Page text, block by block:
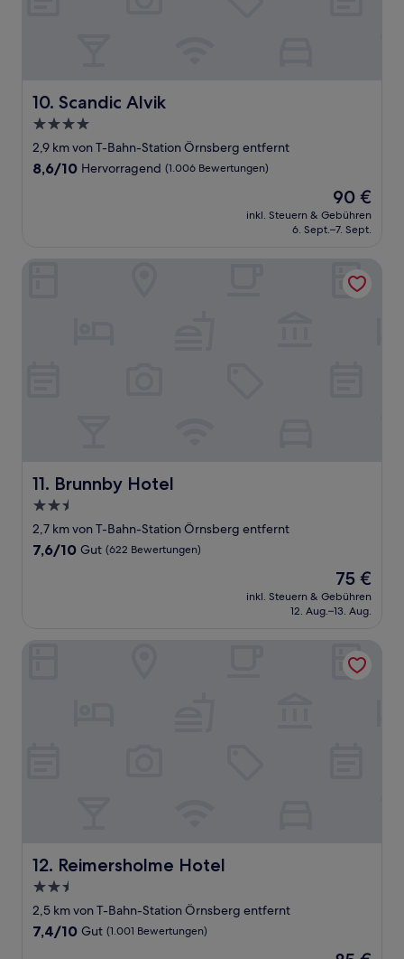
10. Scandic Alvik
Scandic Alvik
4.0-
Sterne-
Unterkunft
2,9 km von T-Bahn-Station Örnsberg entfernt
8.6
8,6/10 Hervorragend (1.006 Bewertungen)
Der
Preis
beträgt
90 €
inkl. Steuern & Gebühren
6. Sept.–7. Sept.
11. Brunnby Hotel
Brunnby Hotel
2.5-
Sterne-
Unterkunft
2,7 km von T-Bahn-Station Örnsberg entfernt
7.6
7,6/10 Gut (622 Bewertungen)
Der
Preis
beträgt
75 €
inkl. Steuern & Gebühren
12. Aug.–13. Aug.
12. Reimersholme Hotel
Reimersholme Hotel
2.5-
Sterne-
Unterkunft
2,5 km von T-Bahn-Station Örnsberg entfernt
7.4
7,4/10 Gut (1.001 Bewertungen)